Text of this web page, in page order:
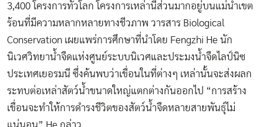
3,400 โครงการทั่วโลก โครงการเหล่านี้ส่วนมากอยู่บนแม่น้ำเขต
ร้อนที่มีความหลากหลายทางชีวภาพ วารสาร Biological
Conservation เผยแพร่การศึกษาที่นำโดย Fengzhi He นัก
นิเวศวิทยาน้ำจืดแห่งศูนย์ระบบนิเวศและประมงน้ำจืดไลป์นิซ
ประเทศเยอรมนี ซึ่งค้นพบว่าเขื่อนในที่ต่างๆ เหล่านั้นจะส่งผลก
ระทบต่อเหล่าสัตว์น้ำขนาดใหญ่แตกต่างกันออกไป “การสร้าง
เขื่อนจะทำให้การดำรงชีวิตของสัตว์น้ำจืดหลายสายพันธุ์ไม่
แน่นอน” He กล่าว